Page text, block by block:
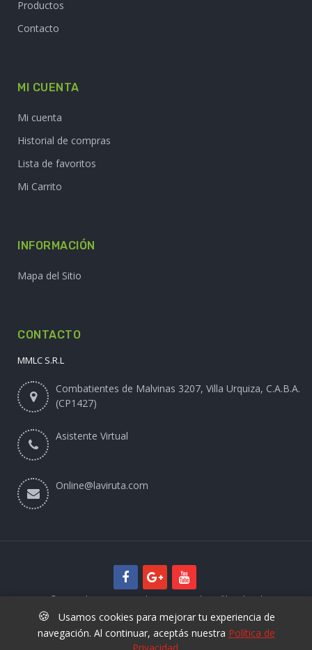
Productos
Contacto
MI CUENTA
Mi cuenta
Historial de compras
Lista de favoritos
Mi Carrito
INFORMACIÓN
Mapa del Sitio
CONTACTO
MMLC S.R.L
Combatientes de Malvinas 3207, Villa Urquiza, C.A.B.A.
(CP1427)
Asistente Virtual
Online@laviruta.com
© 2025 laviruta.com | Diseño web SofihaCloud
🍪
Usamos cookies para mejorar tu experiencia de
navegación. Al continuar, aceptás nuestra Política de